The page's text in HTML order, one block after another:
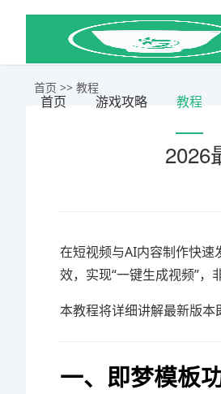
首页 游戏攻略 教程
首页 >> 教程
2026
在短视频与AI内容制作快速
效，实现“一键生成视频”，
本教程将详细讲解最新版本
一、即梦模板